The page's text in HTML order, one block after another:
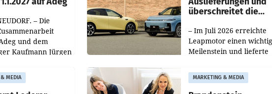
– Die
und dem
Kaufmann Jürgen
Die
überschreitet die
– Im Juli 2026 erreichte
Leapmotor einen
Meilenstein und lieferte
aus, womit sich das
gegenüber Juli 2025
MEDIA MARKETING & MEDIA